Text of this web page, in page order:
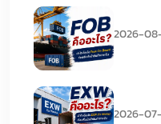
2026-08-
2026-07-